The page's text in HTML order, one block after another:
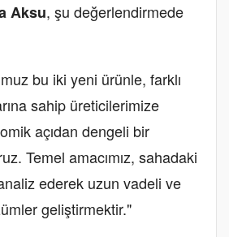
Aksu, şu değerlendirmede
bu iki yeni ürünle, farklı
sahip üreticilerimize
açıdan dengeli bir
Temel amacımız, sahadaki
ederek uzun vadeli ve
geliştirmektir."